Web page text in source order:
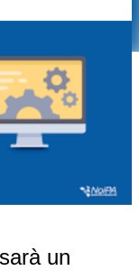
sarà un